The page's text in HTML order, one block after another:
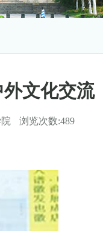
文化交流
浏览次数:489